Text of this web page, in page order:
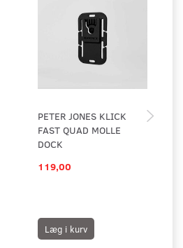
PETER JONES KLICK
FAST QUAD MOLLE
DOCK
119,00
Læg i kurv